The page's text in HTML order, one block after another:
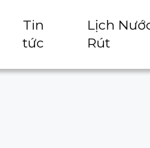
Tin
tức
Lịch
Rút